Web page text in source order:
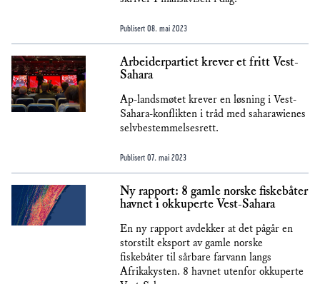
Publisert 08. mai 2023
Arbeiderpartiet krever et fritt Vest-
Sahara
Ap-landsmøtet krever en løsning i Vest-
Sahara-konflikten i tråd med saharawienes
selvbestemmelsesrett.
Publisert 07. mai 2023
Ny rapport: 8 gamle norske fiskebåter
havnet i okkuperte Vest-Sahara
En ny rapport avdekker at det pågår en
storstilt eksport av gamle norske
fiskebåter til sårbare farvann langs
Afrikakysten. 8 havnet utenfor okkuperte